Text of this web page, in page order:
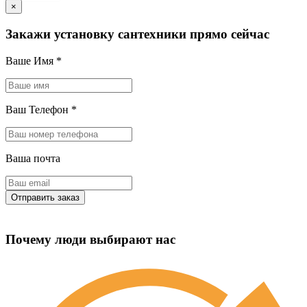
×
Закажи установку сантехники прямо сейчас
Ваше Имя *
Ваш Телефон *
Ваша почта
Почему люди выбирают нас